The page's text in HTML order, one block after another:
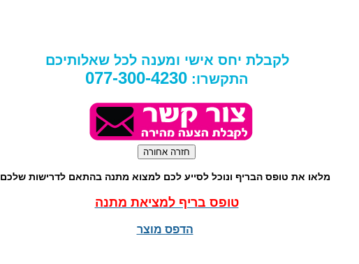
לקבלת יחס אישי ומענה לכל שאלותיכם
התקשרו: 077-300-4230
מלאו את טופס הבריף ונוכל לסייע לכם למצוא מתנה בהתאם לדרישות שלכם
טופס בריף למציאת מתנה
הדפס מוצר